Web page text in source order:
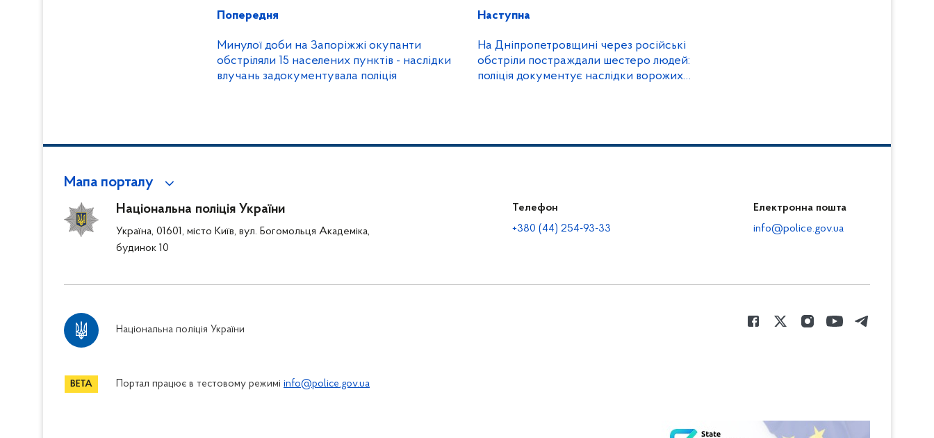
Попередня
Минулої доби на Запоріжжі окупанти
обстріляли 15 населених пунктів - наслідки
влучань задокументувала поліція
Наступна
На Дніпропетровщині через російські
обстріли постраждали шестеро людей:
поліція документує наслідки ворожих
Мапа порталу
Національна поліція України
Україна, 01601, місто Київ, вул. Богомольця Академіка,
будинок 10
Телефон
+380 (44) 254-93-33
Електронна пошта
info@police.gov.ua
Національна поліція України
Портал працює в тестовому режимі info@police.gov.ua